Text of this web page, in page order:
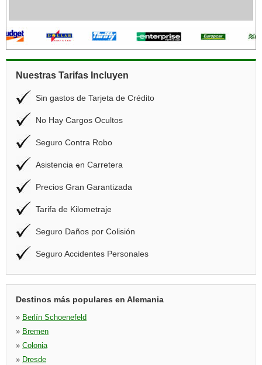
Nuestras Tarifas Incluyen
Sin gastos de Tarjeta de Crédito
No Hay Cargos Ocultos
Seguro Contra Robo
Asistencia en Carretera
Precios Gran Garantizada
Tarifa de Kilometraje
Seguro Daños por Colisión
Seguro Accidentes Personales
Destinos más populares en Alemania
» Berlín Schoenefeld
» Bremen
» Colonia
» Dresde